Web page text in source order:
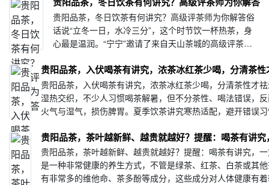
贵阳品茶，冬日饮茶有何讲究？高级评茶师为你解答俗
话说“立冬一日，水冷三分”，这个时节饮一杯热茶，身
心最是温润。“宁宁”邀请了来自天山茶城的高级评茶师
终也，万物收藏也。立冬时节，饮茶也应以温、顺···
贵阳品茶，入伏喝茶有讲究，浓茶冰红茶少喝，分清茶
贵阳品茶，入伏喝茶有讲究，浓茶冰红茶少喝，分清茶性才
湿热交织，不少人习惯喝茶解暑，但不分茶性、喝法错误，
火气与湿气，损伤脾胃。夏季饮茶讲究寒热适配，避开错误
贵阳品茶，茶叶越新鲜、越贵就越好？提醒：喝茶有讲
贵阳品茶，茶叶越新鲜、越贵就越好？提醒：喝茶有讲究，
是一种非常健康的养生方式，不管是绿茶、红茶、白茶或其
有非常多的维他命、茶多酚等成分，这些成分对人体健康有